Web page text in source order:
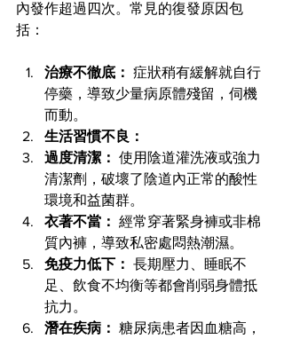
內發作超過四次。常見的復發原因包
括：
治療不徹底： 症狀稍有緩解就自行
停藥，導致少量病原體殘留，伺機
而動。
生活習慣不良：
過度清潔： 使用陰道灌洗液或強力
清潔劑，破壞了陰道內正常的酸性
環境和益菌群。
衣著不當： 經常穿著緊身褲或非棉
質內褲，導致私密處悶熱潮濕。
免疫力低下： 長期壓力、睡眠不
足、飲食不均衡等都會削弱身體抵
抗力。
潛在疾病： 糖尿病患者因血糖高，